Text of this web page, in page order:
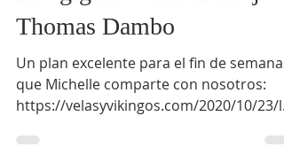
Los gigantes con mensaje
Thomas Dambo
Un plan excelente para el fin de semana
https://velasyvikingos.com/2020/10/23/